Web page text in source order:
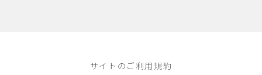
サイトのご利用規約